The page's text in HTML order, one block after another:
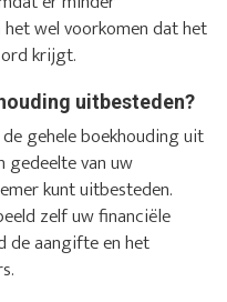
wel voorkomen dat het
krijgt.
uitbesteden?
gehele boekhouding uit
gedeelte van uw
kunt uitbesteden.
zelf uw financiële
de aangifte en het